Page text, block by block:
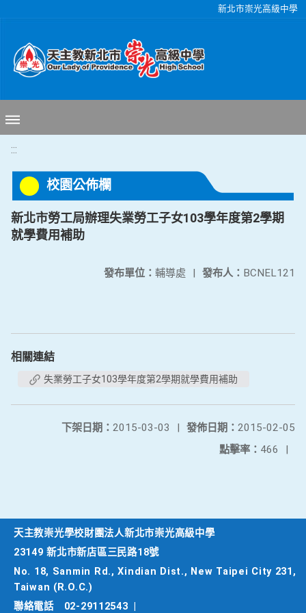
新北市崇光高級中學
:::
校園公佈欄
新北市勞工局辦理失業勞工子女103學年度第2學期
就學費用補助
發布人： BCNEL121
發布單位： 輔導處 |
相關連結
失業勞工子女103學年度第2學期就學費用補助
發佈日期： 2015-02-05
下架日期： 2015-03-03
|
點擊率： 466 |
天主教崇光學校財團法人新北市崇光高級中學
23149 新北市新店區三民路18號
No. 18, Sanmin Rd., Xindian Dist., New Taipei City 231,
Taiwan (R.O.C.)
聯絡電話
02-29112543